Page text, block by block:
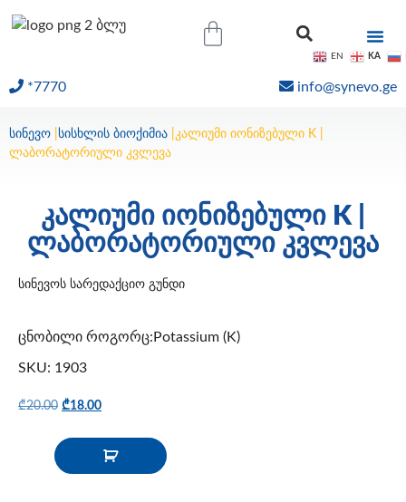
*7770 info@synevo.ge
სინევო სისხლის ბიოქიმია კალიუმი იონიზებული K |
ლაბორატორიული კვლევა
კალიუმი იონიზებული K |
ლაბორატორიული კვლევა
სინევოს სარედაქციო გუნდი
ცნობილი როგორც:Potassium (K)
SKU: 1903
₾20.00 ₾18.00
EN KA